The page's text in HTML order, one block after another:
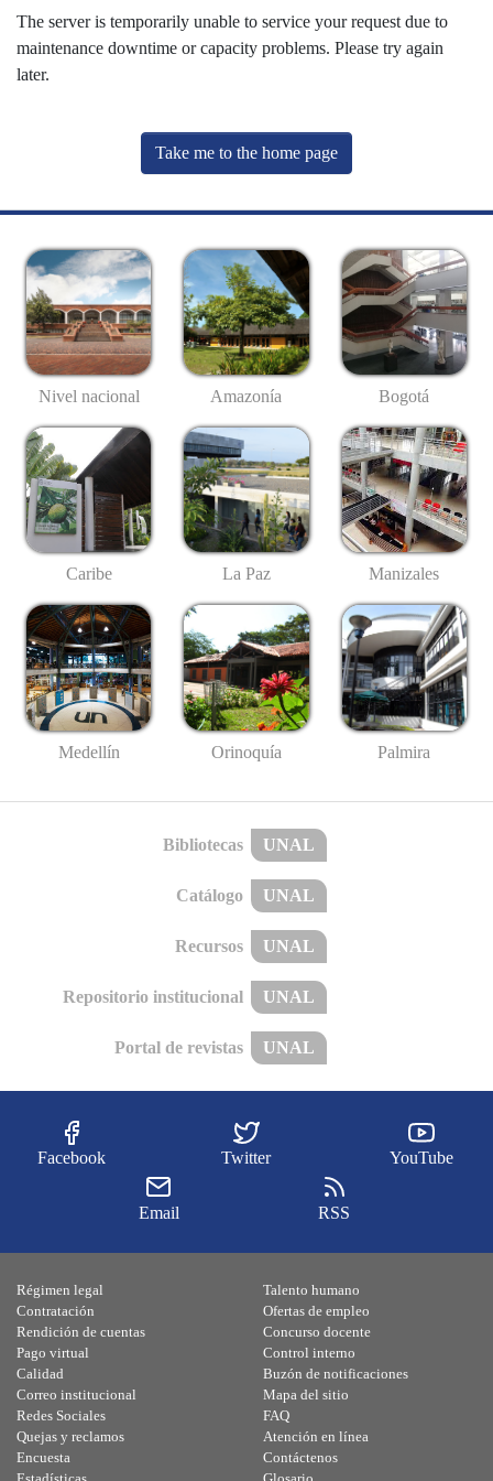
The server is temporarily unable to service your request due to
maintenance downtime or capacity problems. Please try again
later.
Take me to the home page
Nivel nacional Amazonía Bogotá
Caribe La Paz Manizales
Medellín Orinoquía Palmira
Bibliotecas UNAL
Catálogo UNAL
Recursos UNAL
Repositorio institucional UNAL
Portal de revistas UNAL
Facebook Twitter YouTube
Email RSS
Régimen legal
Contratación
Rendición de cuentas
Pago virtual
Calidad
Talento humano
Ofertas de empleo
Concurso docente
Control interno
Buzón de notificaciones
Correo institucional
Redes Sociales
Quejas y reclamos
Encuesta
Mapa del sitio
FAQ
Atención en línea
Contáctenos